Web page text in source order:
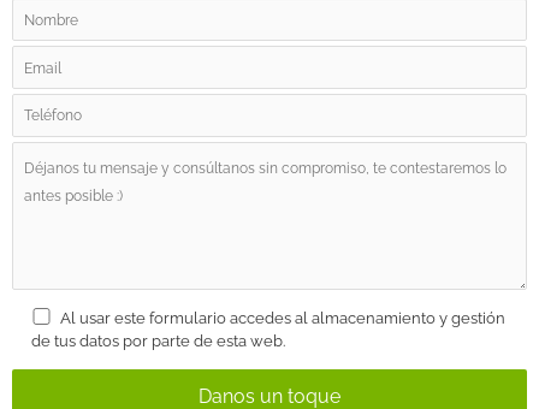
Al usar este formulario accedes al almacenamiento y gestión
de tus datos por parte de esta web.